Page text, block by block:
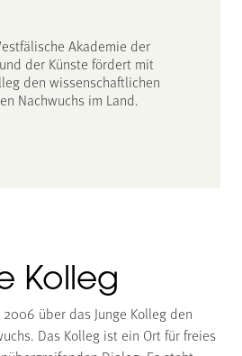
Akademie der
der Künste fördert mit
den wissenschaftlichen
Nachwuchs im Land.
Kolleg
über das Junge Kolleg den
Das Kolleg ist ein Ort für freies